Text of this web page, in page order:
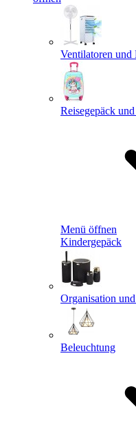
Ventilatoren und
Reisegepäck
Menü öffnen
Kindergepäck
Organisation
Beleuchtung